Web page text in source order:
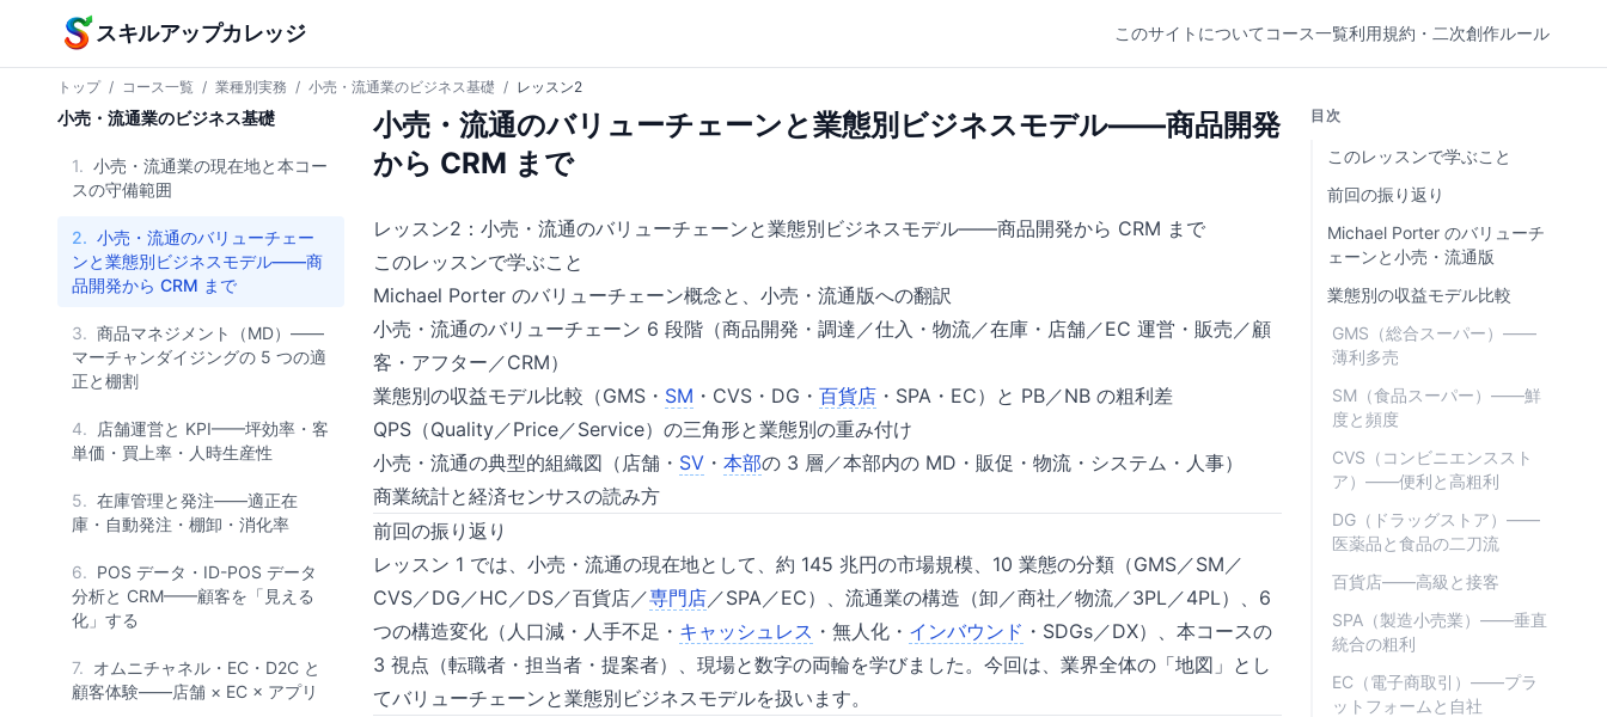
本文へスキップ
スキルアップカレッジ このサイトについて コース一覧利用規約・二次創作ルール
トップ / コース一覧 / 業種別実務 / 小売・流通業のビジネス基礎 / レッスン2
小売・流通業のビジネス基礎
1. 小売・流通業の現在地と本コー
スの守備範囲
2. 小売・流通のバリューチェー
ンと業態別ビジネスモデル——商
品開発から CRM まで
3. 商品マネジメント（MD）——
マーチャンダイジングの 5 つの適
正と棚割
4.
店舗運営と KPI——坪効率・客
単価・買上率・人時生産性
5. 在庫管理と発注——適正在
庫・自動発注・棚卸・消化率
6. POS データ・ID-POS データ
分析と CRM——顧客を「見える
化」する
7. オムニチャネル・EC・D2C と
顧客体験——店舗 × EC × アプリ
小売・流通のバリューチェーンと業態別ビジネスモデル——商品開発
から CRM まで
レッスン2：小売・流通のバリューチェーンと業態別ビジネスモデル——商品開発から CRM まで
このレッスンで学ぶこと
Michael Porter のバリューチェーン概念と、小売・流通版への翻訳
小売・流通のバリューチェーン 6 段階（商品開発・調達／仕入・物流／在庫・店舗／EC 運営・販売／顧
客・アフター／CRM）
業態別の収益モデル比較（GMS・ SM ・CVS・DG・ 百貨店 ・SPA・EC）と PB／NB の粗利差
QPS（Quality／Price／Service）の三角形と業態別の重み付け
小売・流通の典型的組織図（店舗・ SV ・ 本部の 3 層／本部内の MD・販促・物流・システム・人事）
商業統計と経済センサスの読み方
前回の振り返り
レッスン 1 では、小売・流通の現在地として、約 145 兆円の市場規模、10 業態の分類（GMS／SM／
CVS／DG／HC／DS／百貨店／専門店／SPA／EC）、流通業の構造（卸／商社／物流／3PL／4PL）、6
つの構造変化（人口減・人手不足・ キャッシュレス ・無人化・ インバウンド ・SDGs／DX）、本コースの
3 視点（転職者・担当者・提案者）、現場と数字の両輪を学びました。今回は、業界全体の「地図」とし
てバリューチェーンと業態別ビジネスモデルを扱います。
目次
このレッスンで学ぶこと
前回の振り返り
Michael Porter のバリューチ
ェーンと小売・流通版
業態別の収益モデル比較
GMS（総合スーパー）——
薄利多売
SM（食品スーパー）——鮮
度と頻度
CVS（コンビニエンススト
ア）——便利と高粗利
DG（ドラッグストア）——
医薬品と食品の二刀流
百貨店——高級と接客
SPA（製造小売業）——垂直
統合の粗利
EC（電子商取引）——プラ
ットフォームと自社